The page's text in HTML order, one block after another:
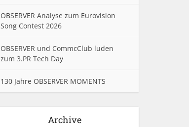
OBSERVER Analyse zum Eurovision
Song Contest 2026
OBSERVER und CommcClub luden
zum 3.PR Tech Day
130 Jahre OBSERVER MOMENTS
Archive